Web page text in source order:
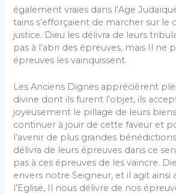
également vraies dans l’Age
tains s’efforçaient de marcher sur le
justice. Dieu les délivra de leurs
pas à l’abri des épreuves, mais Il ne
épreuves les vainquissent.
Les Anciens Dignes apprécièrent
divine dont ils furent l’objet, ils
joyeusement le pillage de leurs
continuer à jouir de cette faveur et
l’avenir de plus grandes
délivra de leurs épreuves dans ce
pas à ces épreuves de les vaincre.
envers notre Seigneur, et il agit ainsi
l’Eglise, Il nous délivre de nos